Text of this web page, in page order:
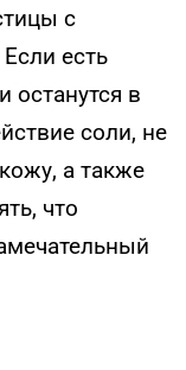
с
есть
останутся в
соли, не
а также
что